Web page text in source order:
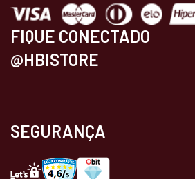
FIQUE CONECTADO
@HBISTORE
SEGURANÇA